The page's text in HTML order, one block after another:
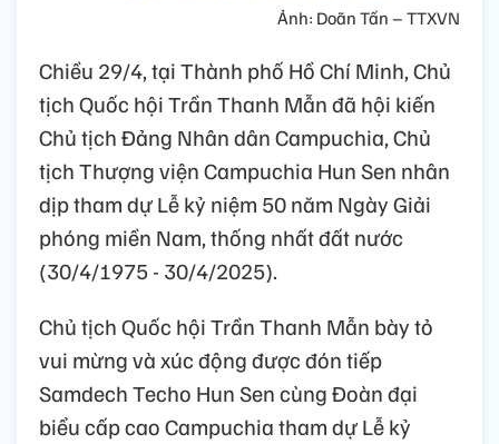
Ảnh: Doãn Tấn – TTXVN
Chiều 29/4, tại Thành phố Hồ Chí Minh, Chủ
tịch Quốc hội Trần Thanh Mẫn đã hội kiến
Chủ tịch Đảng Nhân dân Campuchia, Chủ
tịch Thượng viện Campuchia Hun Sen nhân
dịp tham dự Lễ kỷ niệm 50 năm Ngày Giải
phóng miền Nam, thống nhất đất nước
(30/4/1975 - 30/4/2025).
Chủ tịch Quốc hội Trần Thanh Mẫn bày tỏ
vui mừng và xúc động được đón tiếp
Samdech Techo Hun Sen cùng Đoàn đại
biểu cấp cao Campuchia tham dự Lễ kỷ